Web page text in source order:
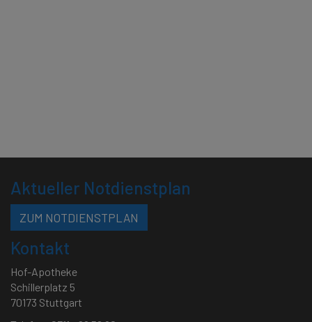
Aktueller Notdienstplan
ZUM NOTDIENSTPLAN
Kontakt
Hof-Apotheke
Schillerplatz 5
70173 Stuttgart